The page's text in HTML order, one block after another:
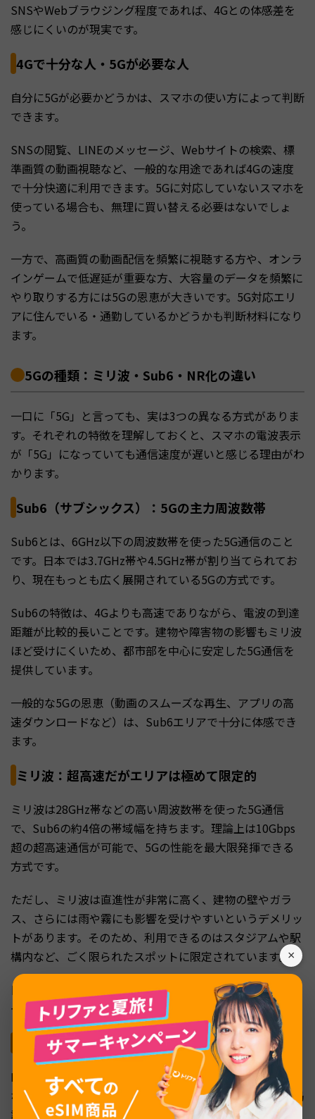
×
SNSやWebブラウジング程度であれば、4Gとの体感差を
感じにくいのが現実です。
4Gで十分な人・5Gが必要な人
自分に5Gが必要かどうかは、スマホの使い方によって判断
できます。
SNSの閲覧、LINEのメッセージ、Webサイトの検索、標
準画質の動画視聴など、一般的な用途であれば4Gの速度
で十分快適に利用できます。5Gに対応していないスマホを
使っている場合も、無理に買い替える必要はないでしょ
う。
一方で、高画質の動画配信を頻繁に視聴する方や、オンラ
インゲームで低遅延が重要な方、大容量のデータを頻繁に
やり取りする方には5Gの恩恵が大きいです。5G対応エリ
アに住んでいる・通勤しているかどうかも判断材料になり
ます。
5Gの種類：ミリ波・Sub6・NR化の違い
一口に「5G」と言っても、実は3つの異なる方式がありま
す。それぞれの特徴を理解しておくと、スマホの電波表示
が「5G」になっていても通信速度が遅いと感じる理由がわ
かります。
Sub6（サブシックス）：5Gの主力周波数帯
Sub6とは、6GHz以下の周波数帯を使った5G通信のこと
です。日本では3.7GHz帯や4.5GHz帯が割り当てられてお
り、現在もっとも広く展開されている5Gの方式です。
Sub6の特徴は、4Gよりも高速でありながら、電波の到達
距離が比較的長いことです。建物や障害物の影響もミリ波
ほど受けにくいため、都市部を中心に安定した5G通信を
提供しています。
一般的な5Gの恩恵（動画のスムーズな再生、アプリの高
速ダウンロードなど）は、Sub6エリアで十分に体感でき
ます。
ミリ波：超高速だがエリアは極めて限定的
ミリ波は28GHz帯などの高い周波数帯を使った5G通信
で、Sub6の約4倍の帯域幅を持ちます。理論上は10Gbps
超の超高速通信が可能で、5Gの性能を最大限発揮できる
方式です。
ただし、ミリ波は直進性が非常に高く、建物の壁やガラ
ス、さらには雨や霧にも影響を受けやすいというデメリッ
トがあります。そのため、利用できるのはスタジアムや駅
構内など、ごく限られたスポットに限定されています。
日常的にミリ波の恩恵を受ける場面はまだ少なく、一般ユ
ーザーにとっては今後のエリア拡大に期待する段階です。
NR化（転用5G）：エリアは広いが速度は4G並み
NR化とは、4Gで使っていた周波数帯（700MHz〜2GHz帯
など）を5Gの通信規格に転用する方式です。既存の基地局
設備をソフトウェア更新で5G対応にできるため、短期間